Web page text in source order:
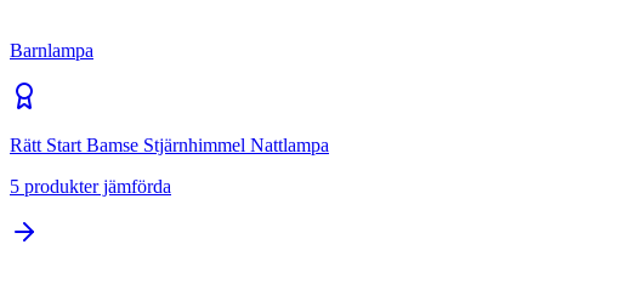
Barnlampa
Rätt Start Bamse Stjärnhimmel Nattlampa
5 produkter jämförda